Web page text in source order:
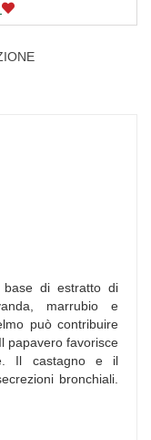
base di estratto di
marrubio e
può contribuire
papavero favorisce
Il castagno e il
bronchiali.